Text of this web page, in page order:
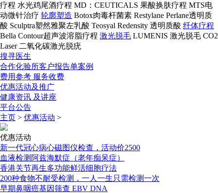
疗程 水光鸡尾酒疗程 MD：CEUTICALS 果酸换肤疗程 MTS电
动微针治疗 轮廓塑造 Botox肉毒杆菌素 Restylane Perlane透明质
酸 Sculptra塑然雅聚左乳酸 Teosyal Redensity 透明质酸 纤体疗程
Bella Contour超声波溶脂疗程 激光脱毛 LUMENIS 激光脱毛 CO2
Laser 二氧化碳激光脱疣
搜寻医生
合作化验所客户报告单案例
费用参考 服务收费
优惠活动及推广
健康资讯 及讲座
平台公告
主页 > 优惠活动 >
优惠活动
新一代冠心病心磁图仪检查，活动价2500
血液检测阿兹海默症（老年痴呆症）
香港关节再生多功能鲜活细胞疗法
200种食物不耐受检测，一人一生只需检测一次
早期鼻咽癌基因筛查 EBV DNA